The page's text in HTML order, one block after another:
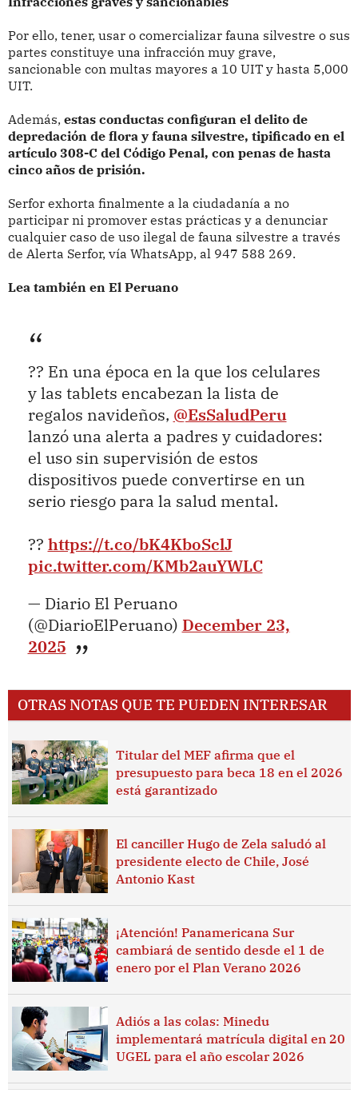
Por ello, tener, usar o comercializar fauna silvestre o sus
partes constituye una infracción muy grave,
sancionable con multas mayores a 10 UIT y hasta 5,000
UIT.
Además, estas conductas configuran el delito de
depredación de flora y fauna silvestre, tipificado en el
artículo 308-C del Código Penal, con penas de hasta
cinco años de prisión.
Serfor exhorta finalmente a la ciudadanía a no
participar ni promover estas prácticas y a denunciar
cualquier caso de uso ilegal de fauna silvestre a través
de Alerta Serfor, vía WhatsApp, al 947 588 269.
Lea también en El Peruano
?? En una época en la que los celulares
y las tablets encabezan la lista de
regalos navideños, @EsSaludPeru
lanzó una alerta a padres y cuidadores:
el uso sin supervisión de estos
dispositivos puede convertirse en un
serio riesgo para la salud mental.
?? https://t.co/bK4KboSclJ
pic.twitter.com/KMb2auYWLC
— Diario El Peruano
(@DiarioElPeruano) December 23,
2025
OTRAS NOTAS QUE TE PUEDEN INTERESAR
Titular del MEF afirma que el
presupuesto para beca 18 en el 2026
está garantizado
El canciller Hugo de Zela saludó al
presidente electo de Chile, José
Antonio Kast
¡Atención! Panamericana Sur
cambiará de sentido desde el 1 de
enero por el Plan Verano 2026
Adiós a las colas: Minedu
implementará matrícula digital en 20
UGEL para el año escolar 2026